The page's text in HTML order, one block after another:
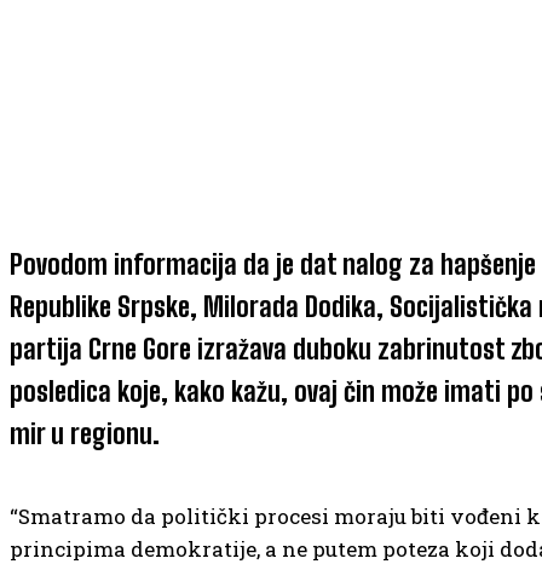
Povodom informacija da je dat nalog za
Republike Srpske, Milorada Dodika, Socijalistička
partija Crne Gore izražava duboku zabrinutost
posledica koje, kako kažu, ovaj čin može imati
mir u regionu.
“Smatramo da politički procesi moraju biti vođeni
principima demokratije, a ne putem poteza koji